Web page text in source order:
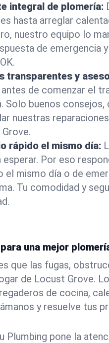
integral de plomería:
hasta arreglar
nuestro equipo lo
de emergencia
transparentes y
de comenzar el
Solo buenos
nuestras
rápido el mismo día:
esperar. Por eso
el mismo día o de
Tu comodidad y
una mejor
que las fugas,
de Locust Grove.
de cocina,
y resuelve tus
Plumbing pone la